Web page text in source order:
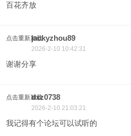
百花齐放
点击重新加载jackyzhou89
2026-2-10 10:42:31
谢谢分享
点击重新加载dxz0738
2026-2-10 21:03:21
我记得有个论坛可以试听的